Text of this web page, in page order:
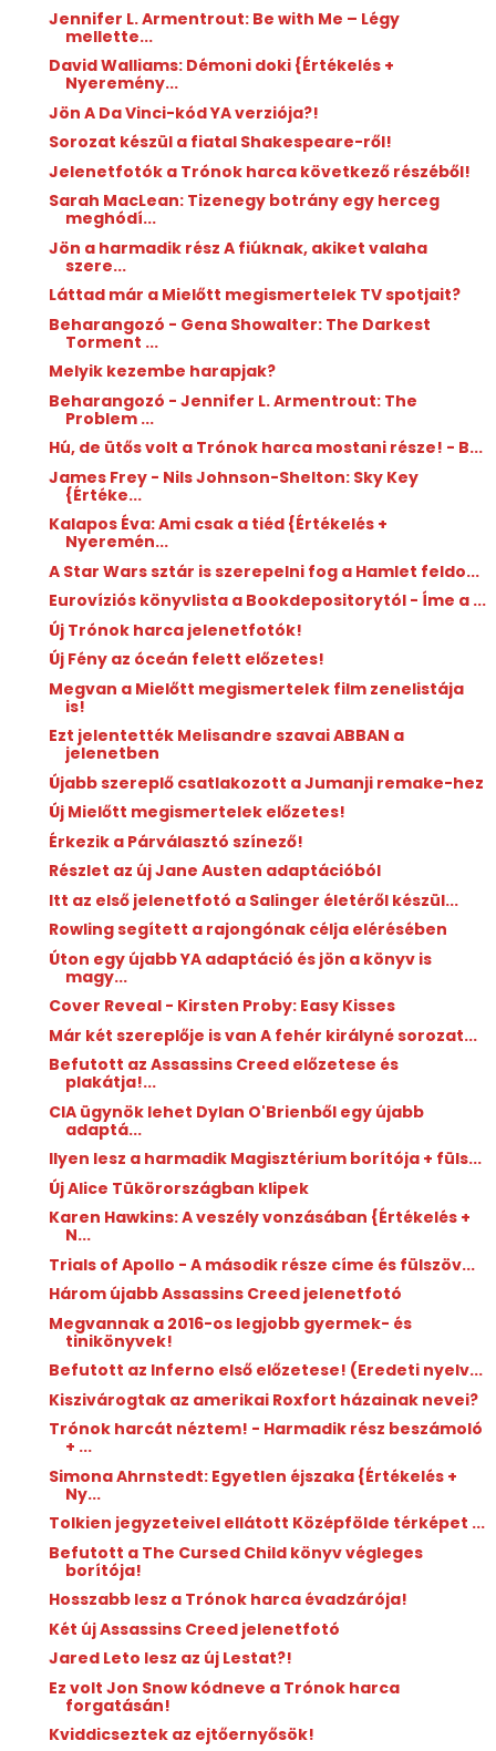
Jennifer L. Armentrout: Be with Me – Légy
mellette...
David Walliams: Démoni doki {Értékelés +
Nyeremény...
Jön A Da Vinci-kód YA verziója?!
Sorozat készül a fiatal Shakespeare-ről!
Jelenetfotók a Trónok harca következő részéből!
Sarah MacLean: Tizenegy botrány egy herceg
meghódí...
Jön a harmadik rész A fiúknak, akiket valaha
szere...
Láttad már a Mielőtt megismertelek TV spotjait?
Beharangozó - Gena Showalter: The Darkest
Torment ...
Melyik kezembe harapjak?
Beharangozó - Jennifer L. Armentrout: The
Problem ...
Hú, de ütős volt a Trónok harca mostani része! - B...
James Frey - Nils Johnson-Shelton: Sky Key
{Értéke...
Kalapos Éva: Ami csak a tiéd {Értékelés +
Nyeremén...
A Star Wars sztár is szerepelni fog a Hamlet feldo...
Eurovíziós könyvlista a Bookdepositorytól - Íme a ...
Új Trónok harca jelenetfotók!
Új Fény az óceán felett előzetes!
Megvan a Mielőtt megismertelek film zenelistája
is!
Ezt jelentették Melisandre szavai ABBAN a
jelenetben
Újabb szereplő csatlakozott a Jumanji remake-hez
Új Mielőtt megismertelek előzetes!
Érkezik a Párválasztó színező!
Részlet az új Jane Austen adaptációból
Itt az első jelenetfotó a Salinger életéről készül...
Rowling segített a rajongónak célja elérésében
Úton egy újabb YA adaptáció és jön a könyv is
magy...
Cover Reveal - Kirsten Proby: Easy Kisses
Már két szereplője is van A fehér királyné sorozat...
Befutott az Assassins Creed előzetese és
plakátja!...
CIA ügynök lehet Dylan O'Brienből egy újabb
adaptá...
Ilyen lesz a harmadik Magisztérium borítója + füls...
Új Alice Tükörországban klipek
Karen Hawkins: A veszély vonzásában {Értékelés +
N...
Trials of Apollo - A második része címe és fülszöv...
Három újabb Assassins Creed jelenetfotó
Megvannak a 2016-os legjobb gyermek- és
tinikönyvek!
Befutott az Inferno első előzetese! (Eredeti nyelv...
Kiszivárogtak az amerikai Roxfort házainak nevei?
Trónok harcát néztem! - Harmadik rész beszámoló
+ ...
Simona Ahrnstedt: Egyetlen éjszaka {Értékelés +
Ny...
Tolkien jegyzeteivel ellátott Középfölde térképet ...
Befutott a The Cursed Child könyv végleges
borítója!
Hosszabb lesz a Trónok harca évadzárója!
Két új Assassins Creed jelenetfotó
Jared Leto lesz az új Lestat?!
Ez volt Jon Snow kódneve a Trónok harca
forgatásán!
Kviddicseztek az ejtőernyősök!